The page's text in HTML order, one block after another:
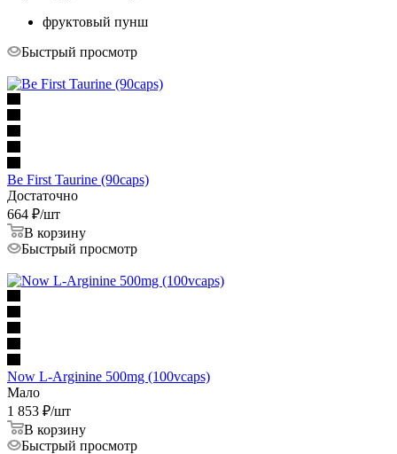
фруктовый пунш
Быстрый просмотр
Be First Taurine (90caps)
Достаточно
664 ₽/шт
В корзину
Быстрый просмотр
Now L-Arginine 500mg (100vcaps)
Мало
1 853 ₽/шт
В корзину
Быстрый просмотр